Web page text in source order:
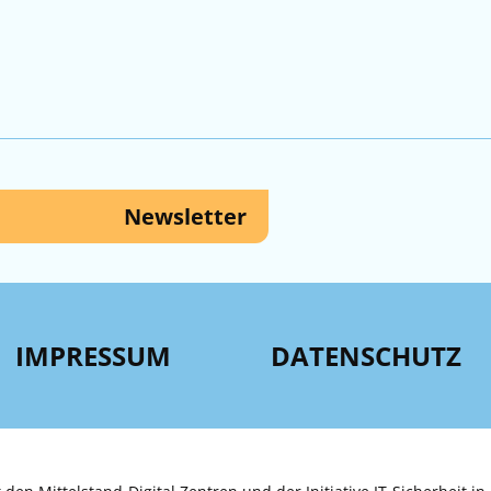
Newsletter
IMPRESSUM DATENSCHUTZ